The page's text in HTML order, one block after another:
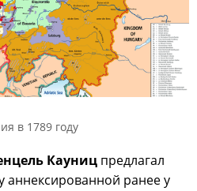
в 1789 году
Кауниц предлагал
аннексированной ранее у